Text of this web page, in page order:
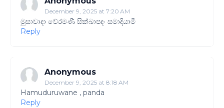
December 9, 2025 at 7:20 AM
මුසාවාදා වේරමණී සික්ඛාපදං සමාදියාමී
Reply
Anonymous
December 9, 2025 at 8:18 AM
Hamuduruwane , panda
Reply